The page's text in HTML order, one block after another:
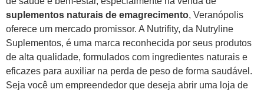
suplementos naturais de emagrecimento, Veranópolis
oferece um mercado promissor. A Nutrifity, da Nutryline
Suplementos, é uma marca reconhecida por seus produtos
de alta qualidade, formulados com ingredientes naturais e
eficazes para auxiliar na perda de peso de forma saudável.
Seja você um empreendedor que deseja abrir uma loja de